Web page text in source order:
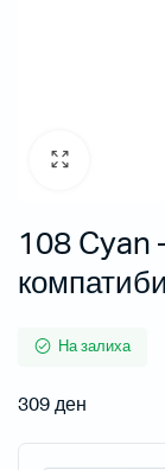
108 Cyan
На залиха
309ден